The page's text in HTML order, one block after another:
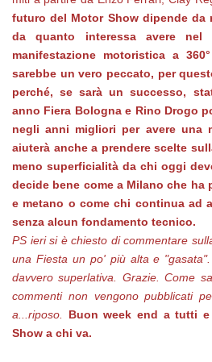
futuro del Motor Show dipende
da quanto interessa avere nel
manifestazione motoristica a
sarebbe un vero peccato, per
perché, se sarà un successo,
anno Fiera Bologna e Rino Drogo
negli anni migliori per avere una
aiuterà anche a prendere scelte
meno superficialità da chi oggi
decide bene come a Milano che ha
e metano o come chi continua ad
senza alcun fondamento tecnico.
PS ieri si è chiesto di commentare
una Fiesta un po' più alta e
davvero superlativa. Grazie. Come
commenti non vengono pubblicati
a...riposo. Buon week end a tutti
Show a chi va.